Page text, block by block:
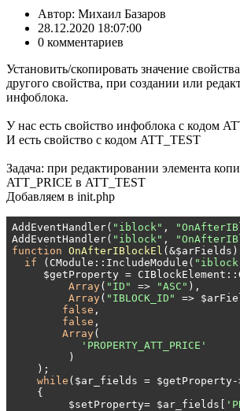
Автор: Михаил Базаров
28.12.2020 18:07:00
0 комментариев
Установить/скопировать значение
другого свойства, при создании или
инфоблока.
У нас есть свойство инфоблока с кодом
И есть свойство с кодом ATT_TEST
Задача: при редактировании элемента
ATT_PRICE в ATT_TEST
Добавляем в init.php
AddEventHandler( "iblock" ,
AddEventHandler( "iblock" ,
function OnAfterIBlockEl (&$arFields)
if (CModule::IncludeModule(
$getProperty =
Array( "ID" => "ASC" ),
Array( "IBLOCK_ID" =>
false ,
false ,
Array(
'PROPERTY_ATT_PRICE'
         )
    );
while ($ar_fields = $getProperty-
    {
         $setProperty= $ar_fields[